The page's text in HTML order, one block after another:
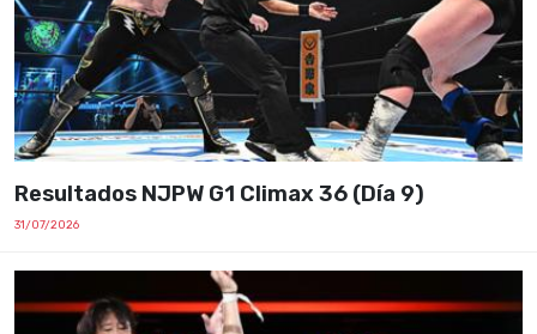
Resultados NJPW G1 Climax 36 (Día 9)
31/07/2026